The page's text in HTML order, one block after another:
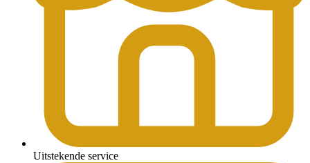
Uitstekende service